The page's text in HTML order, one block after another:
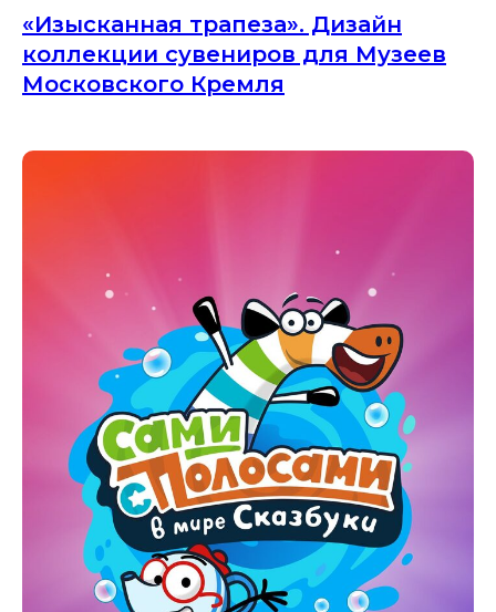
«Изысканная трапеза». Дизайн
коллекции сувениров для Музеев
Московского Кремля